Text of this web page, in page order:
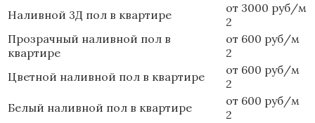
Наливной 3Д пол в квартире
от 3000 руб/м
2
Прозрачный наливной пол в
квартире
от 600 руб/м
2
Цветной наливной пол в квартире
от 600 руб/м
2
Белый наливной пол в квартире
от 600 руб/м
2